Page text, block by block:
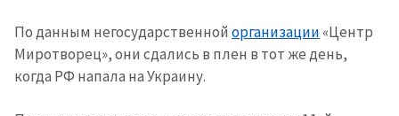
По данным негосударственной организации «Центр
Миротворец», они сдались в плен в тот же день,
когда РФ напала на Украину.